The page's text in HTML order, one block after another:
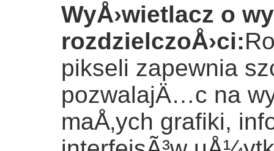
WyÅ›wietlacz o
rozdzielczoÅ›ci:
pikseli zapewnia
pozwalajÄ…c na
maÅ‚ych grafiki,